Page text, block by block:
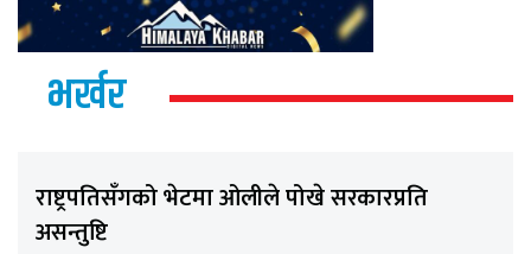
भर्खर
राष्ट्रपतिसँगको भेटमा ओलीले पोखे सरकारप्रति
असन्तुष्टि